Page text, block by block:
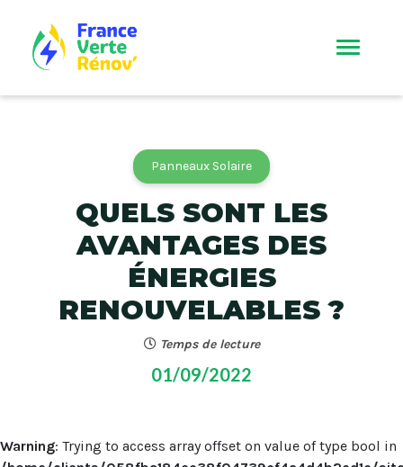
Panneaux Solaire
QUELS SONT LES
AVANTAGES DES
ÉNERGIES
RENOUVELABLES ?
Temps de lecture
01/09/2022
Warning: Trying to access array offset on value of type bool in